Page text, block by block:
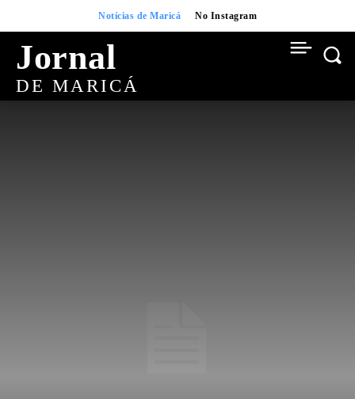
Notícias de Maricá No Instagram
Jornal
DE MARICÁ